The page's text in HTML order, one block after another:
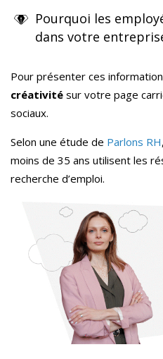
Pourquoi les
dans votre
Pour présenter ces
créativité sur votre page
sociaux.
Selon une étude de Parlons RH
moins de 35 ans utilisent les
recherche d’emploi.